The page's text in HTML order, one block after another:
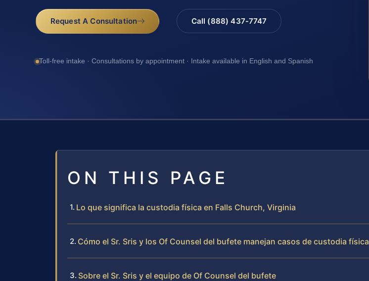
Request A Consultation Call (888) 437-7747
Toll-free intake · Consultations by appointment · Intake available in English and Spanish
ON THIS PAGE
Lo que significa la custodia física en Falls Church, Virginia
Cómo el Sr. Sris y los Of Counsel del bufete manejan casos de custodia física
Sobre el Sr. Sris y el equipo de Of Counsel del bufete